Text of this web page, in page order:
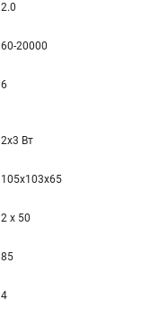
2.0
60-20000
6
2x3 Вт
105x103x65
2 x 50
85
4